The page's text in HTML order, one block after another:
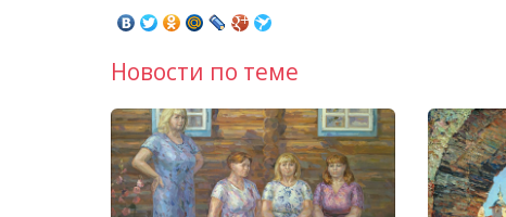
Новости по теме